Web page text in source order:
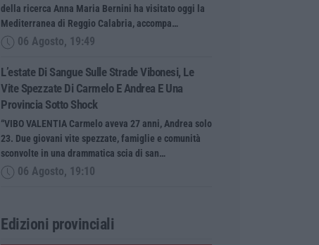
della ricerca Anna Maria Bernini ha visitato oggi la
Mediterranea di Reggio Calabria, accompa…
06 Agosto, 19:49
L’estate Di Sangue Sulle Strade Vibonesi, Le
Vite Spezzate Di Carmelo E Andrea E Una
Provincia Sotto Shock
“VIBO VALENTIA Carmelo aveva 27 anni, Andrea solo
23. Due giovani vite spezzate, famiglie e comunità
sconvolte in una drammatica scia di san…
06 Agosto, 19:10
Edizioni provinciali